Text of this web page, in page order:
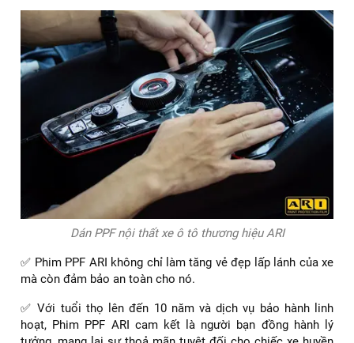
Dán PPF nội thất xe ô tô thương hiệu ARI
✅ Phim PPF ARI không chỉ làm tăng vẻ đẹp lấp lánh của xe
mà còn đảm bảo an toàn cho nó.
✅ Với tuổi thọ lên đến 10 năm và dịch vụ bảo hành linh
hoạt, Phim PPF ARI cam kết là người bạn đồng hành lý